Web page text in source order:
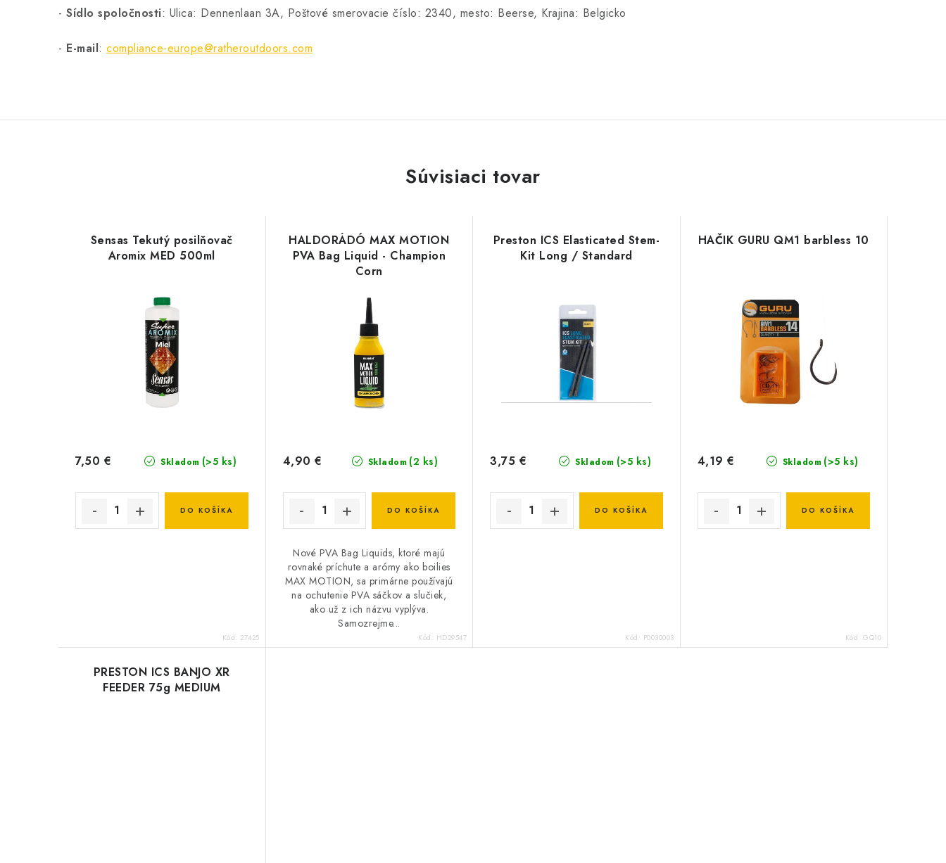
- Sídlo spoločnosti: Ulica: Dennenlaan 3A, Poštové smerovacie číslo: 2340, mesto: Beerse, Krajina: Belgicko
- E-mail: compliance-europe@ratheroutdoors.com
Súvisiaci tovar
Sensas Tekutý posilňovač
Aromix MED 500ml
Skladom (>5 ks)
7,50 €
DO KOŠÍKA
Kód: 27425
HALDORÁDÓ MAX MOTION
PVA Bag Liquid - Champion
Corn
Skladom (2 ks)
4,90 €
DO KOŠÍKA
Nové PVA Bag Liquids, ktoré majú
rovnaké príchute a arómy ako boilies
MAX MOTION, sa primárne používajú
na ochutenie PVA sáčkov a slučiek,
ako už z ich názvu vyplýva.
Samozrejme...
Kód: HD29547
Preston ICS Elasticated Stem-
Kit Long / Standard
Skladom (>5 ks)
3,75 €
DO KOŠÍKA
Kód: P0030003
HAČIK GURU QM1 barbless 10
Skladom (>5 ks)
4,19 €
DO KOŠÍKA
Kód: GQ10
PRESTON ICS BANJO XR
FEEDER 75g MEDIUM